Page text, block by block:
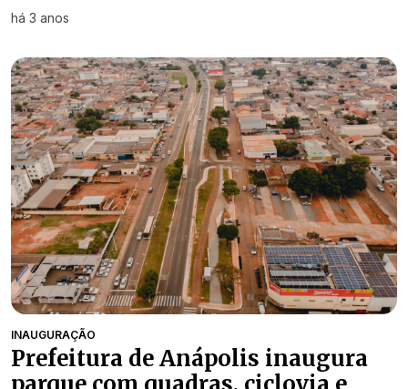
há 3 anos
INAUGURAÇÃO
Prefeitura de Anápolis inaugura